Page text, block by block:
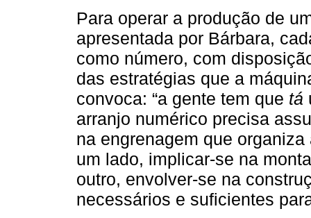
Para operar a produção de
apresentada por Bárbara,
como número, com
das estratégias que a
convoca: “a gente tem que tá
arranjo numérico precisa
na engrenagem que
um lado, implicar-se na
outro, envolver-se na
necessários e suficientes